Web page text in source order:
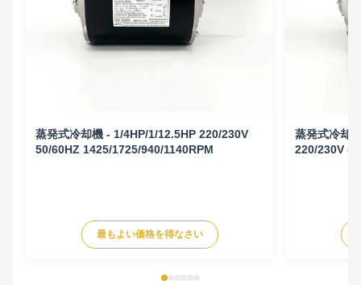
蒸発式冷却機 - 1/4HP/1/12.5HP 220/230V
50/60HZ 1425/1725/940/1140RPM
最もよい価格を得なさい
蒸発式冷却
220/230V